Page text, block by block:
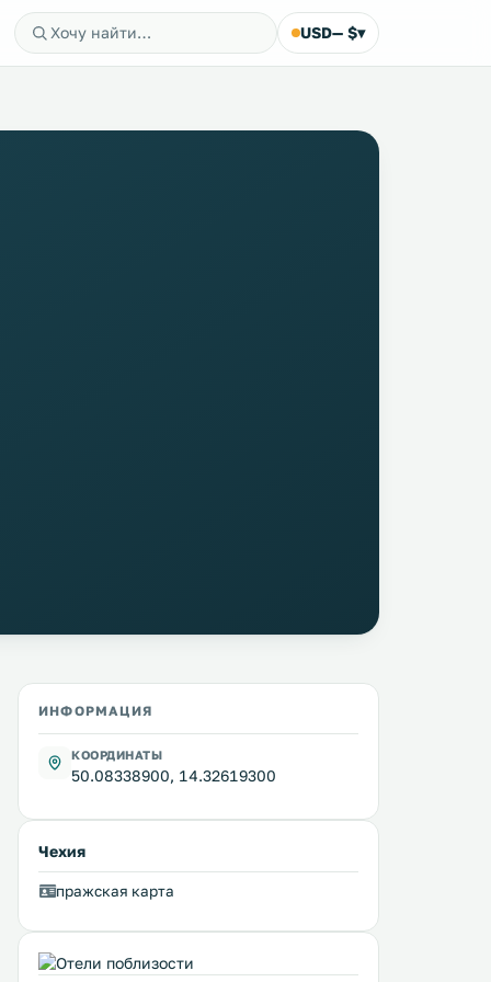
USD— $▾
Dreamy Apartment Pension Paldus
ИНФОРМАЦИЯ
КООРДИНАТЫ
50.08338900, 14.32619300
Чехия
пражская карта